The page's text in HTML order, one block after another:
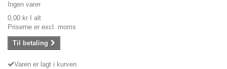
Ingen varer
0,00 kr
I alt
Priserne er excl. moms
Til betaling
Varen er lagt i kurven